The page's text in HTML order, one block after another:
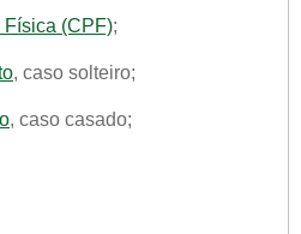
Física (CPF);
, caso solteiro;
, caso casado;